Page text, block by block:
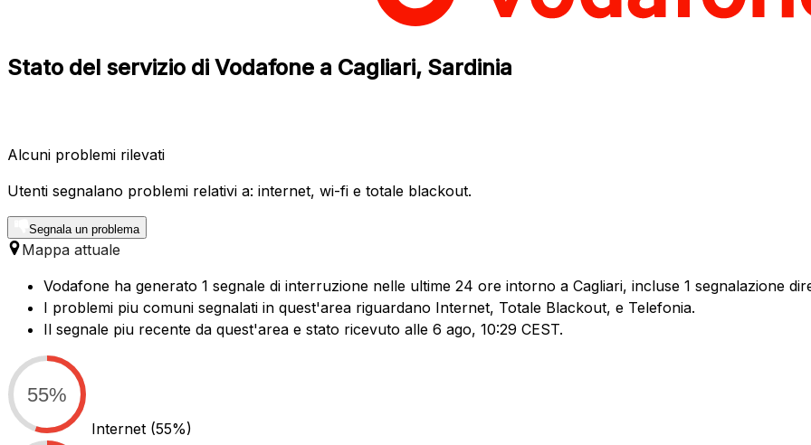
Stato del servizio di Vodafone a Cagliari, Sardinia
Alcuni problemi rilevati
Utenti segnalano problemi relativi a: internet, wi-fi e totale blackout.
Segnala un problema
Mappa attuale
Vodafone ha generato 1 segnale di interruzione nelle ultime 24 ore intorno a Cagliari, incluse 1 segnalazione
I problemi piu comuni segnalati in quest'area riguardano Internet, Totale Blackout, e Telefonia.
Il segnale piu recente da quest'area e stato ricevuto alle 6 ago, 10:29 CEST.
55%
Internet (55%)